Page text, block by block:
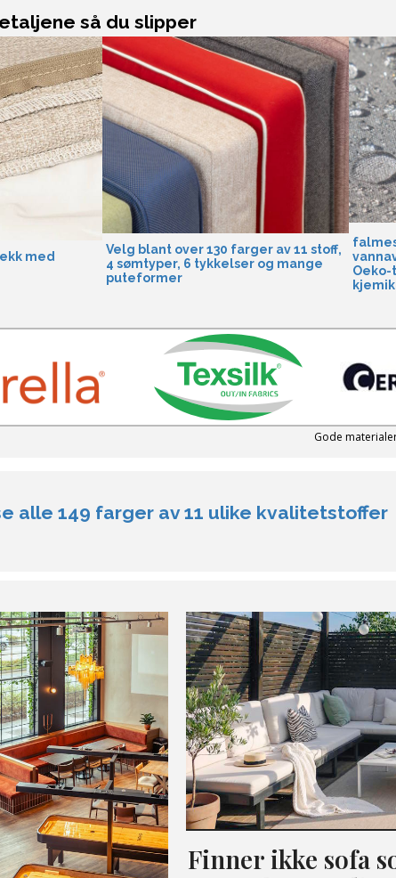
så du slipper
med
Velg blant over 130 farger av 11 stoff,
4 sømtyper, 6 tykkelser og mange
puteformer
Gode
alle 149 farger av 11 ulike kvalitetstoffer
Finner ikke sofa